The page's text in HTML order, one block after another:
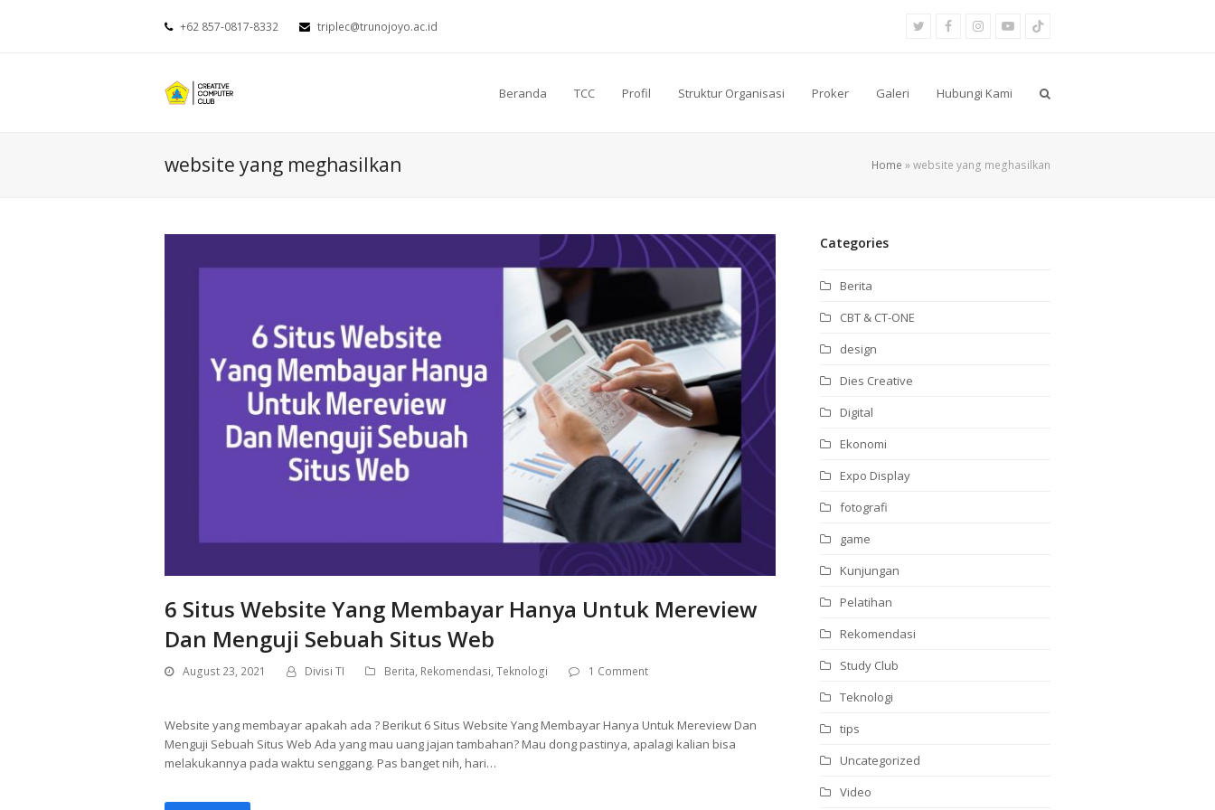
+62 857-0817-8332 triplec@trunojoyo.ac.id TwitterFacebookInstagram
YoutubeTiktok
Beranda TCC Profil Struktur Organisasi Proker Galeri Hubungi Kami
website yang meghasilkan Home »website yang meghasilkan
6 Situs Website Yang Membayar Hanya Untuk Mereview
Dan Menguji Sebuah Situs Web
August 23, 2021 Divisi TI Berita, Rekomendasi, Teknologi 1 Comment
Website yang membayar apakah ada ? Berikut 6 Situs Website Yang Membayar Hanya Untuk Mereview Dan
Menguji Sebuah Situs Web Ada yang mau uang jajan tambahan? Mau dong pastinya, apalagi kalian bisa
melakukannya pada waktu senggang. Pas banget nih, hari…
Categories
Berita
CBT & CT-ONE
design
Dies Creative
Digital
Ekonomi
Expo Display
fotografi
game
Kunjungan
Pelatihan
Rekomendasi
Study Club
Teknologi
tips
Uncategorized
Video